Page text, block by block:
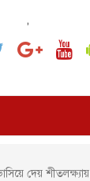
,
দেয় শীতলক্ষ্যায়